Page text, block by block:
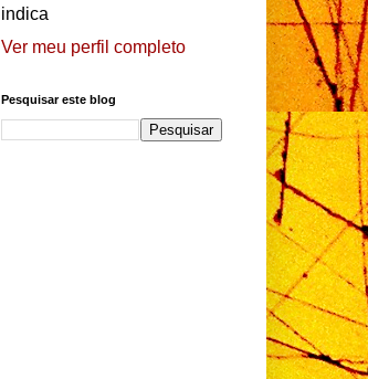
indica
Ver meu perfil completo
Pesquisar este blog